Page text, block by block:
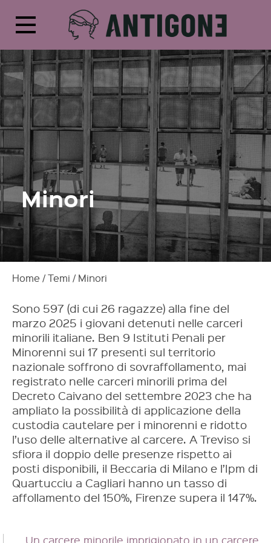
Minori
Home / Temi / Minori
Sono 597 (di cui 26 ragazze) alla fine del
marzo 2025 i giovani detenuti nelle carceri
minorili italiane. Ben 9 Istituti Penali per
Minorenni sui 17 presenti sul territorio
nazionale soffrono di sovraffollamento, mai
registrato nelle carceri minorili prima del
Decreto Caivano del settembre 2023 che ha
ampliato la possibilità di applicazione della
custodia cautelare per i minorenni e ridotto
l’uso delle alternative al carcere. A Treviso si
sfiora il doppio delle presenze rispetto ai
posti disponibili, il Beccaria di Milano e l’Ipm di
Quartucciu a Cagliari hanno un tasso di
affollamento del 150%, Firenze supera il 147%.
Un carcere minorile imprigionato in un carcere